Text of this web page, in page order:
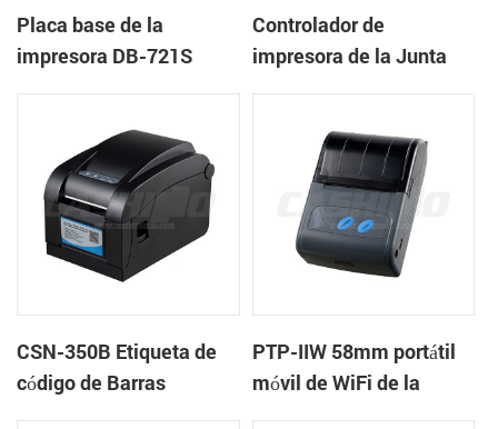
Placa base de la
impresora DB-721S
Controlador de
impresora de la Junta
CSN-350B Etiqueta de
código de Barras
PTP-IIW 58mm portátil
móvil de WiFi de la